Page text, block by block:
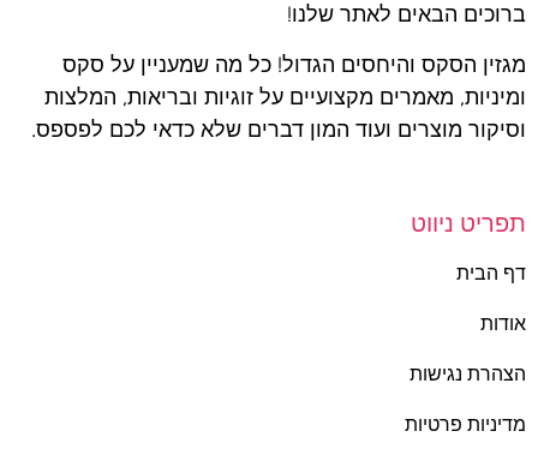
ברוכים הבאים לאתר שלנו!
מגזין הסקס והיחסים הגדול! כל מה שמעניין על סקס
ומיניות, מאמרים מקצועיים על זוגיות ובריאות, המלצות
וסיקור מוצרים ועוד המון דברים שלא כדאי לכם לפספס.
תפריט ניווט
דף הבית
אודות
הצהרת נגישות
מדיניות פרטיות